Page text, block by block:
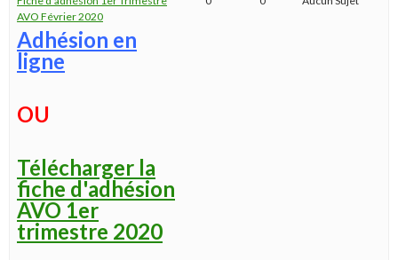
AVO Février 2020
Adhésion en
ligne
OU
Télécharger la
fiche d'adhésion
AVO 1er
trimestre 2020